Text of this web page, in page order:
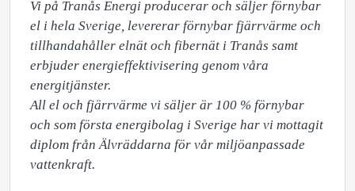
Vi på Tranås Energi producerar och säljer förnybar
el i hela Sverige, levererar förnybar fjärrvärme och
tillhandahåller elnät och fibernät i Tranås samt
erbjuder energieffektivisering genom våra
energitjänster.
All el och fjärrvärme vi säljer är 100 % förnybar
och som första energibolag i Sverige har vi mottagit
diplom från Älvräddarna för vår miljöanpassade
vattenkraft.